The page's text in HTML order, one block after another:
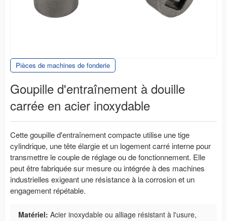
Pièces de machines de fonderie
Goupille d'entraînement à douille
carrée en acier inoxydable
Cette goupille d'entraînement compacte utilise une tige
cylindrique, une tête élargie et un logement carré interne pour
transmettre le couple de réglage ou de fonctionnement. Elle
peut être fabriquée sur mesure ou intégrée à des machines
industrielles exigeant une résistance à la corrosion et un
engagement répétable.
Matériel: Acier inoxydable ou alliage résistant à l'usure,